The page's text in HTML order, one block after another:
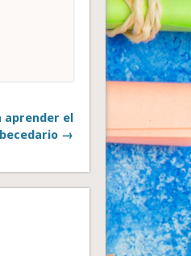
aprender el
→